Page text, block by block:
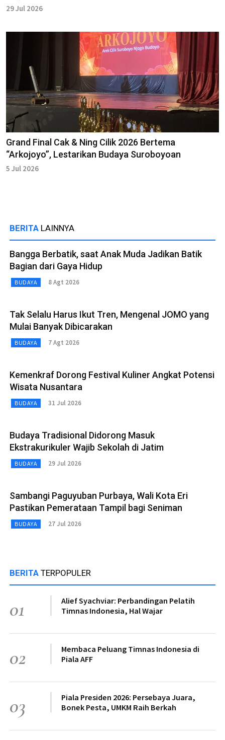
29 Jul 2026
Grand Final Cak & Ning Cilik 2026 Bertema
“Arkojoyo”, Lestarikan Budaya Suroboyoan
5 Jul 2026
BERITA LAINNYA
Bangga Berbatik, saat Anak Muda Jadikan Batik
Bagian dari Gaya Hidup
BUDAYA 8 Agt 2026
Tak Selalu Harus Ikut Tren, Mengenal JOMO yang
Mulai Banyak Dibicarakan
BUDAYA 7 Agt 2026
Kemenkraf Dorong Festival Kuliner Angkat Potensi
Wisata Nusantara
BUDAYA 31 Jul 2026
Budaya Tradisional Didorong Masuk
Ekstrakurikuler Wajib Sekolah di Jatim
BUDAYA 29 Jul 2026
Sambangi Paguyuban Purbaya, Wali Kota Eri
Pastikan Pemerataan Tampil bagi Seniman
BUDAYA 27 Jul 2026
BERITA TERPOPULER
01
Alief Syachviar: Perbandingan Pelatih
Timnas Indonesia, Hal Wajar
02
Membaca Peluang Timnas Indonesia di
Piala AFF
03
Piala Presiden 2026: Persebaya Juara,
Bonek Pesta, UMKM Raih Berkah